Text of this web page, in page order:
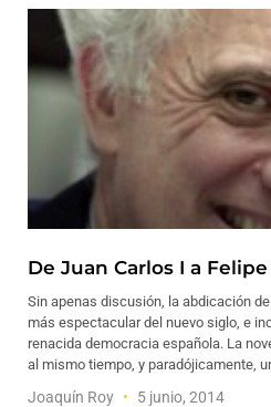
De Juan Carlos I a Felipe
Sin apenas discusión, la abdicación
más espectacular del nuevo siglo, e
renacida democracia española. La
al mismo tiempo, y paradójicamente,
Joaquín Roy 5 junio, 2014